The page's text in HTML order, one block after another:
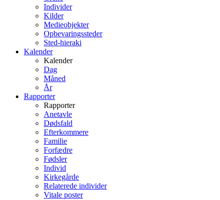
Individer
Kilder
Medieobjekter
Opbevaringssteder
Sted-hieraki
Kalender
Kalender
Dag
Måned
År
Rapporter
Rapporter
Anetavle
Dødsfald
Efterkommere
Familie
Forfædre
Fødsler
Individ
Kirkegårde
Relaterede individer
Vitale poster